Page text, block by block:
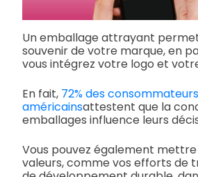
Un emballage attrayant
souvenir de votre marque, en
vous intégrez votre logo et
En fait, 72% des consommateurs
américainsattestent que la
emballages influence leurs
Vous pouvez également
valeurs, comme vos efforts de